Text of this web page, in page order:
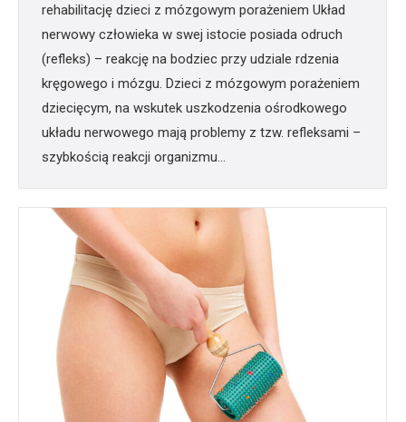
rehabilitację dzieci z mózgowym porażeniem Układ
nerwowy człowieka w swej istocie posiada odruch
(refleks) – reakcję na bodziec przy udziale rdzenia
kręgowego i mózgu. Dzieci z mózgowym porażeniem
dziecięcym, na wskutek uszkodzenia ośrodkowego
układu nerwowego mają problemy z tzw. refleksami –
szybkością reakcji organizmu…